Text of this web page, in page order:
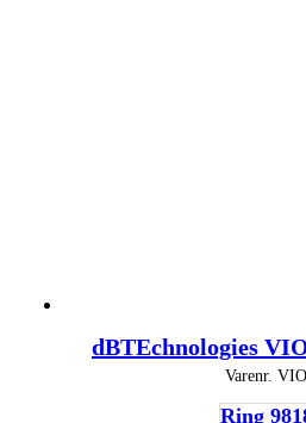
dBTEchnologies
Varenr.
Ring